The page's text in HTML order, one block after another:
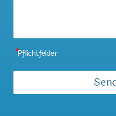
*Pflichtfelder